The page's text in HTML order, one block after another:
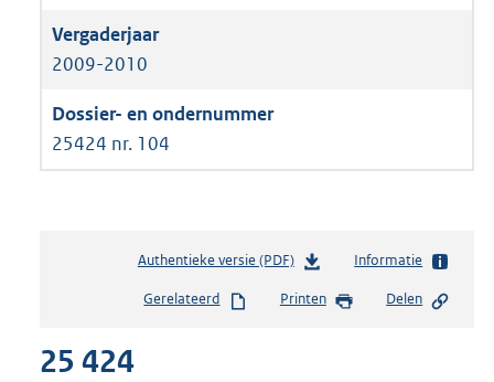
2009-2010
25424 nr. 104
Authentieke versie (PDF)b
s
Informatie
Gerelateerd Printen Delen
25 424